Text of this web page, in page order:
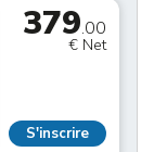
379.00
€ Net
S'inscrire